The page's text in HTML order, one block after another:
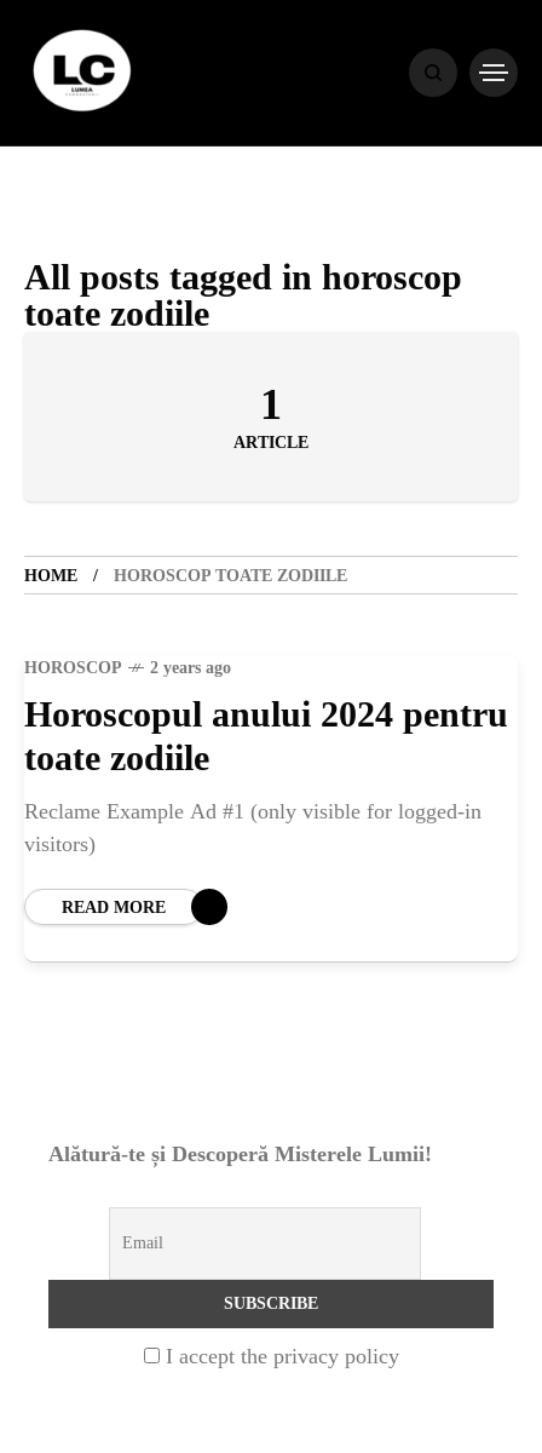
All posts tagged in horoscop
toate zodiile
1
ARTICLE
HOME HOROSCOP TOATE ZODIILE
HOROSCOP 2 years ago
Horoscopul anului 2024 pentru
toate zodiile
Reclame Example Ad #1 (only visible for logged-in
visitors)
READ MORE
Alătură-te și Descoperă Misterele Lumii!
I accept the privacy policy
HOME
HOROSCOP
ENGLISH
CONTENT
SANATATE
SI
INGRIJIRE
ISTORIE
NATURĂ
ANIMALE
OAMENI
INSTALEAZ